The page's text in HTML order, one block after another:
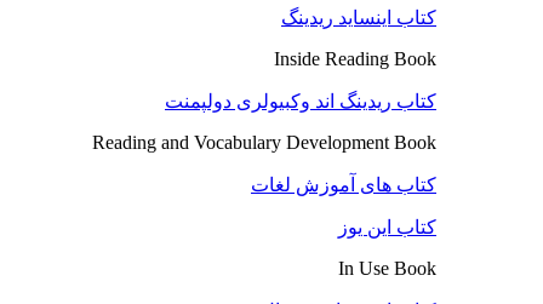
کتاب اینساید ریدینگ
Inside Reading Book
کتاب ریدینگ اند وکبیولری دولپمنت
Reading and Vocabulary Development Book
کتاب های آموزش لغات
کتاب این یوز
In Use Book